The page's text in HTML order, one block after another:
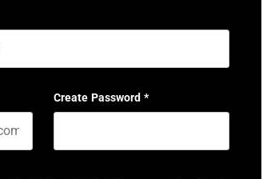
Create Password *